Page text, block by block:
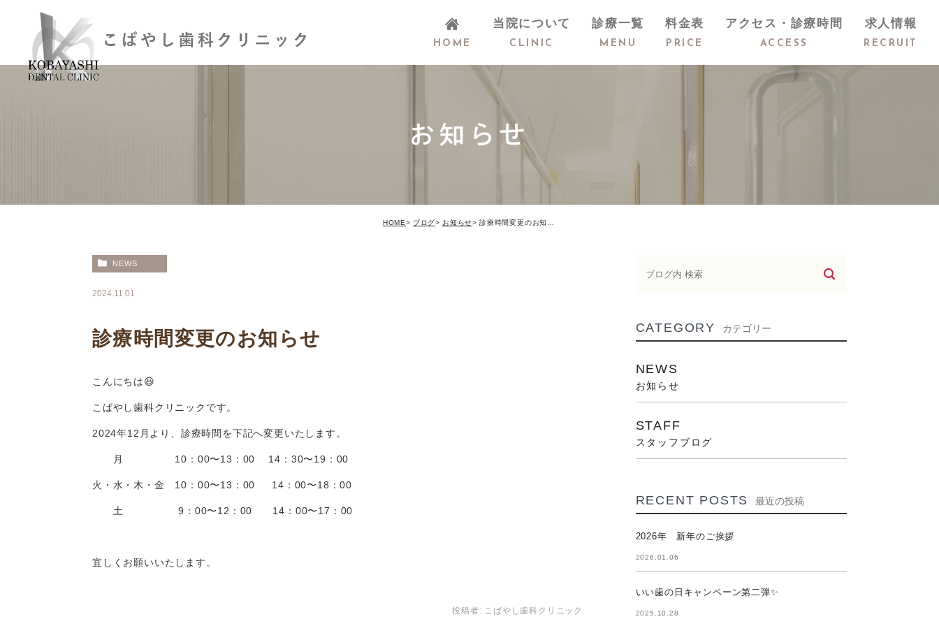
HOME
当院について
CLINIC
医院概要
医院紹介
院長・スタッフ
診療一覧
MENU
料金表
PRICE
アクセス・診療時間
ACCESS
求人情報
RECRUIT
お知らせ
HOME ブログ お知らせ 診療時間変更のお知らせ
NEWS
2024.11.01
診療時間変更のお知らせ
こんにちは😃
こばやし歯科クリニックです。
2024年12月より、診療時間を下記へ変更いたします。
月 10：00〜13：00 14：30〜19：00
火・水・木・金 10：00〜13：00 14：00〜18：00
土 9：00〜12：00 14：00〜17：00
宜しくお願いいたします。
投稿者: こばやし歯科クリニック
CATEGORY カテゴリー
NEWS
お知らせ
STAFF
スタッフブログ
RECENT POSTS 最近の投稿
2026年 新年のご挨拶
2026.01.06
いい歯の日キャンペーン第二弾✨
2025.10.28